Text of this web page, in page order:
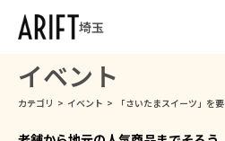
埼玉
イベント
カテゴリ > イベント > 「さいたまスイーツ」を